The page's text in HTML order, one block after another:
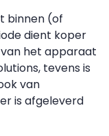
binnen (of
dient koper
het apparaat
tevens is
van
is afgeleverd